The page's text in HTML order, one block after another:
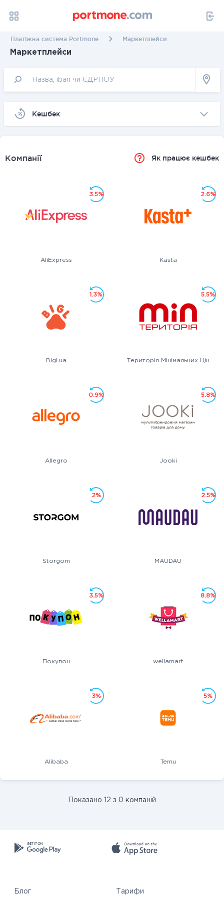
Платіжна система Portmone Маркетплейси
Маркетплейси
Kешбек
Компанії Як працює кешбек
AliExpress
3.5%
Kasta
2.6%
Bigl.ua
1.3%
Територія Мінімальних Цін
5.5%
Allegro
0.9%
Jooki
5.8%
Storgom
2%
MAUDAU
2.5%
Покупон
3.5%
wellamart
8.8%
Alibaba
3%
Temu
5%
Показано 12 з 0 компаній
Блог Тарифи